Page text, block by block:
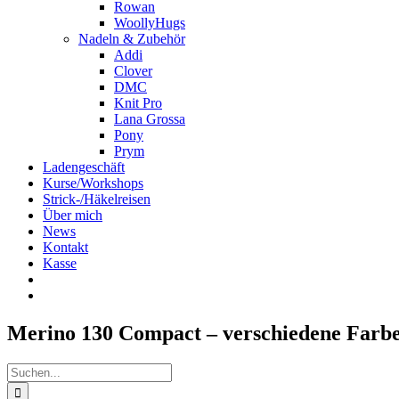
Rowan
WoollyHugs
Nadeln & Zubehör
Addi
Clover
DMC
Knit Pro
Lana Grossa
Pony
Prym
Ladengeschäft
Kurse/Workshops
Strick-/Häkelreisen
Über mich
News
Kontakt
Kasse
Merino 130 Compact – verschiedene
Suche
nach: